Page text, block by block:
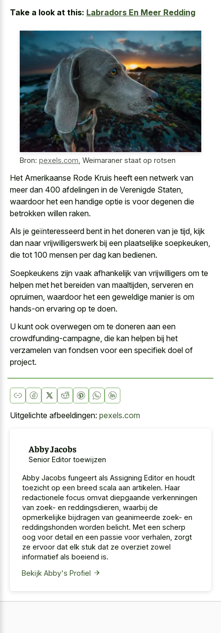
Take a look at this: Labradors En Meer Redding
Bron: pexels.com Weimaraner staat op rotsen
Het Amerikaanse Rode Kruis heeft een netwerk van
meer dan 400 afdelingen in de Verenigde Staten,
waardoor het een handige optie is voor degenen die
betrokken willen raken.
Als je geïnteresseerd bent in het doneren van je tijd, kijk
dan naar vrijwilligerswerk bij een plaatselijke soepkeuken,
die tot 100 mensen per dag kan bedienen.
Soepkeukens zijn vaak afhankelijk van vrijwilligers om te
helpen met het bereiden van maaltijden, serveren en
opruimen, waardoor het een geweldige manier is om
hands-on ervaring op te doen.
U kunt ook overwegen om te doneren aan een
crowdfunding-campagne, die kan helpen bij het
verzamelen van fondsen voor een specifiek doel of
project.
Uitgelichte afbeeldingen: pexels.com
Abby Jacobs
Senior Editor toewijzen
Abby Jacobs fungeert als Assigning Editor en houdt
toezicht op een breed scala aan artikelen. Haar
redactionele focus omvat diepgaande verkenningen
van zoek- en reddingsdieren, waarbij de
opmerkelijke bijdragen van geanimeerde zoek- en
reddingshonden worden belicht. Met een scherp
oog voor detail en een passie voor verhalen, zorgt
ze ervoor dat elk stuk dat ze overziet zowel
informatief als boeiend is.
Bekijk Abby's Profiel